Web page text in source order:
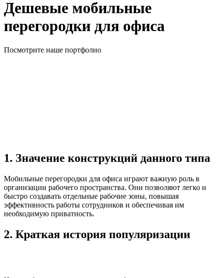
Дешевые мобильные
перегородки для офиса
Посмотрите наше портфолио
1. Значение конструкций данного типа
Мобильные перегородки для офиса играют важную роль в
организации рабочего пространства. Они позволяют легко и
быстро создавать отдельные рабочие зоны, повышая
эффективность работы сотрудников и обеспечивая им
необходимую приватность.
2. Краткая история популяризации